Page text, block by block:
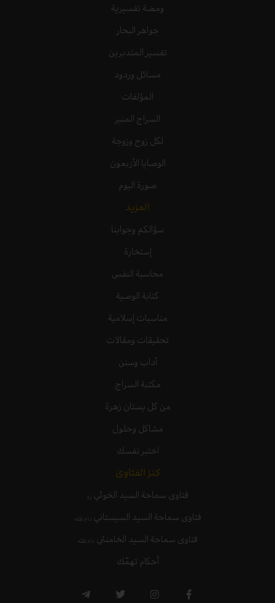
ومضة تفسيرية
جواهر البحار
تفسير المتدبرين
مسائل وردود
المؤلفات
السراج المنير
لكل زوج وزوجة
الوصايا الأربعون
صورة اليوم
المزيد
سؤالكم وجوابنا
إستخارة
محاسبة النفس
كتابة الوصية
مناسبات إسلامية
تحقيقات ومقالات
آداب وسنن
مكتبة السراج
من كل بستان زهرة
مشاكل وحلول
اختبر نفسك
كنز الفتاوىٰ
فتاوى سماحة السيد الخوئي ره
فتاوى سماحة السيد السيستاني دام ظله
فتاوى سماحة السيد الخامنئي دام ظله
أحكام تهمّك
c
s
i
l